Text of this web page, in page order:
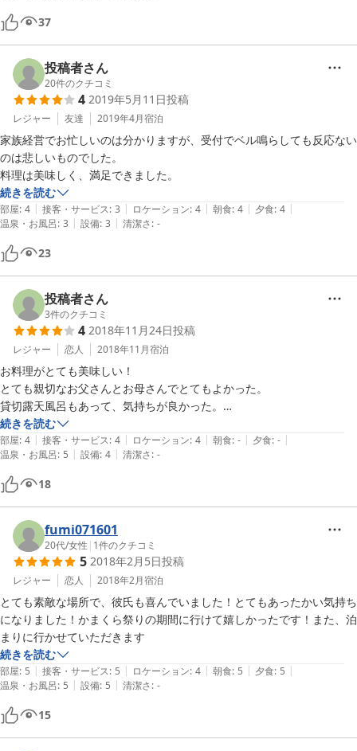
37
投稿者さん
20件のクチコミ
4 2019年5月11日投稿
レジャー 友達 2019年4月宿泊
家族経営でお忙しいのは分かりますが、受付でベル鳴らしても反応ない
のは悲しいものでした。
料理は美味しく、満足できました。
続きを読む
部屋: 4 | 接客・サービス: 3 | ロケーション: 4 | 朝食: 4 | 夕食: 4 |
温泉・お風呂: 3 | 設備: 3 | 清潔さ: -
23
投稿者さん
3件のクチコミ
4 2018年11月24日投稿
レジャー 恋人 2018年11月宿泊
お料理がとても美味しい！
とても親切なお父さんとお母さんでとてもよかった。
貸切露天風呂もあって、気持ちが良かった。
また行きたいです！ありがとうございました！
続きを読む
部屋: 4 | 接客・サービス: 4 | ロケーション: 4 | 朝食: - | 夕食: - |
温泉・お風呂: 5 | 設備: 4 | 清潔さ: -
18
fumi071601
20代/女性 | 1件のクチコミ
5 2018年2月5日投稿
レジャー 恋人 2018年2月宿泊
とても素敵な場所で、彼氏も喜んでいました！とてもあったかい気持ち
になりました！かまくら祭りの期間に行けて嬉しかったです！また、泊
まりに行かせていただきます
続きを読む
部屋: 5 | 接客・サービス: 5 | ロケーション: 4 | 朝食: 5 | 夕食: 5 |
温泉・お風呂: 5 | 設備: 5 | 清潔さ: -
15